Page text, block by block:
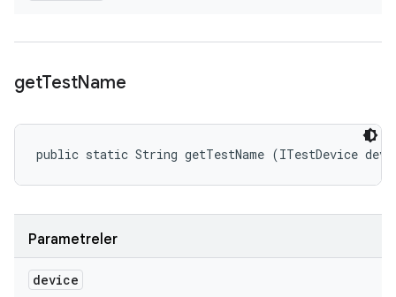
getTestName
public static String getTestName (ITestDevice
Parametreler
device